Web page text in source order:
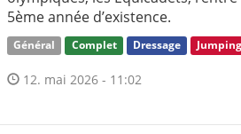
5ème année d’existence.
Général Complet Dressage Jumping
12. mai 2026 - 11:02